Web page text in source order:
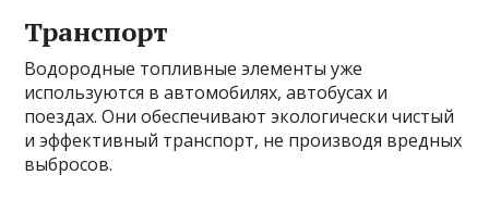
Транспорт
Водородные топливные элементы уже
используются в автомобилях, автобусах и
поездах. Они обеспечивают экологически чистый
и эффективный транспорт, не производя вредных
выбросов.